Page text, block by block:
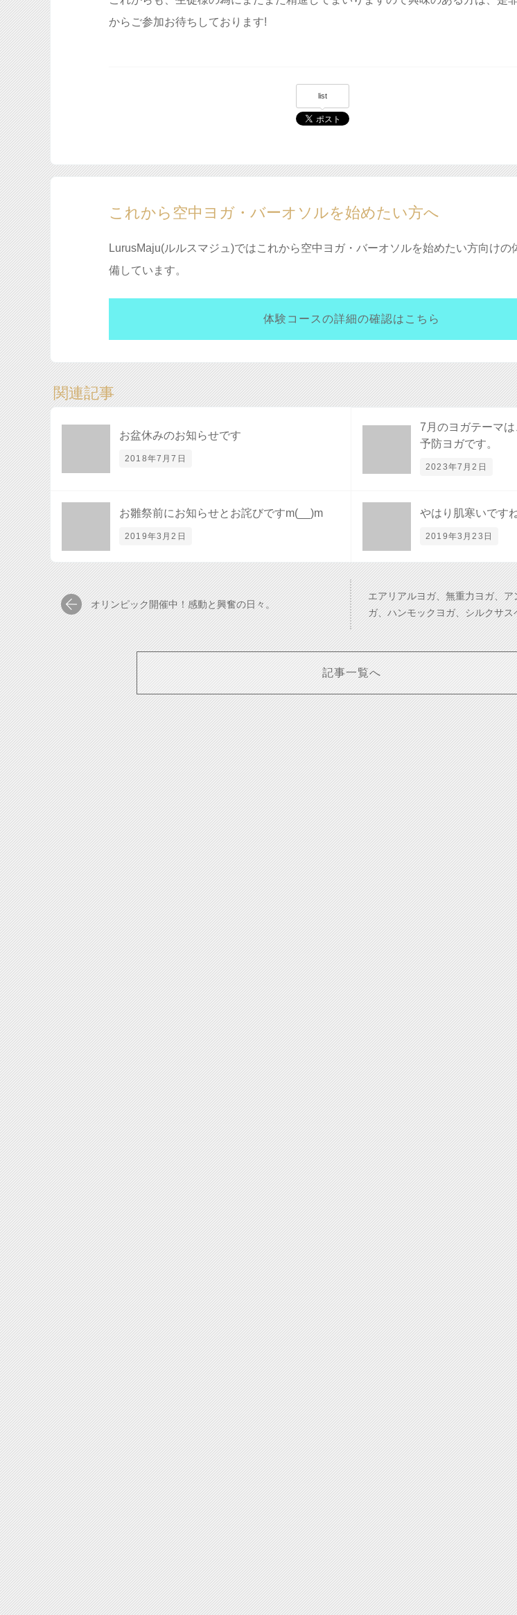
からご参加お待ちしております!
list
これから空中ヨガ・バーオソルを始めたい方へ
LurusMaju(ルルスマジュ)ではこれから空中ヨガ・バーオソルを始めたい方向けの
備しています。
体験コースの詳細の確認はこちら
関連記事
お盆休みのお知らせです
2018年7月7日
7月のヨガテーマ
予防ヨガです。
2023年7月2日
お雛祭前にお知らせとお詫びですm(__)m
2019年3月2日
やはり肌寒いです
2019年3月23日
オリンピック開催中！感動と興奮の日々。
エアリアルヨガ、無重力ヨガ、
ガ、ハンモックヨガ、シルクサス
記事一覧へ